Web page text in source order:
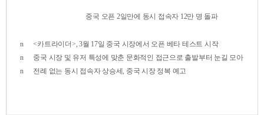
중국 오픈 2일만에 동시 접속자 12만 명 돌파
n <카트라이더>, 3월 17일 중국 시장에서 오픈 베타 테스트 시작
n
중국 시장 및 유저 특성에 맞춘 문화적인 접근으로 출발부터 눈길 모아
n
전례 없는 동시 접속자 상승세, 중국 시장 정복 예고